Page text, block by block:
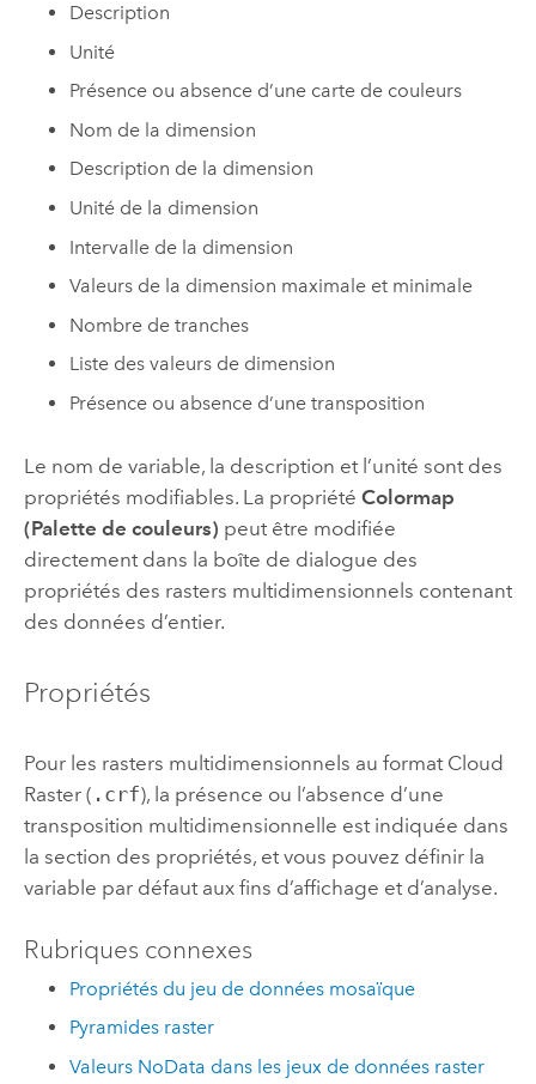
Description
Unité
Présence ou absence d’une carte de couleurs
Nom de la dimension
Description de la dimension
Unité de la dimension
Intervalle de la dimension
Valeurs de la dimension maximale et minimale
Nombre de tranches
Liste des valeurs de dimension
Présence ou absence d’une transposition
Le nom de variable, la description et l’unité sont des
propriétés modifiables. La propriété Colormap
(Palette de couleurs) peut être modifiée
directement dans la boîte de dialogue des
propriétés des rasters multidimensionnels contenant
des données d’entier.
Propriétés
Pour les rasters multidimensionnels au format Cloud
Raster ( .crf), la présence ou l’absence d’une
transposition multidimensionnelle est indiquée dans
la section des propriétés, et vous pouvez définir la
variable par défaut aux fins d’affichage et d’analyse.
Rubriques connexes
Propriétés du jeu de données mosaïque
Pyramides raster
Valeurs NoData dans les jeux de données raster